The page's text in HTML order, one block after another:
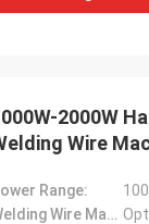
2000W
Wire
Range:
Welding Wire Machine: